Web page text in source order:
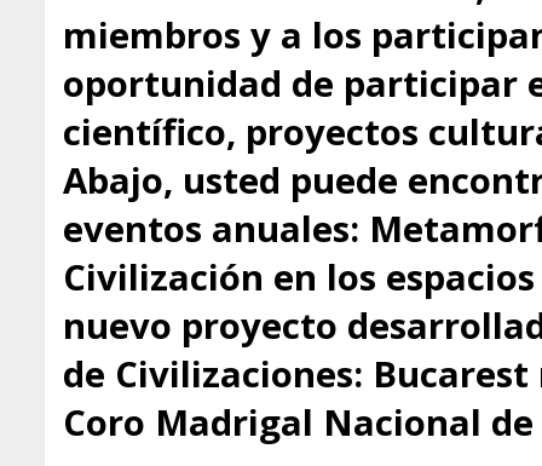
miembros y a los
oportunidad de participar
científico, proyectos
Abajo, usted puede
eventos anuales:
Civilización en los
nuevo proyecto
de Civilizaciones:
Coro Madrigal Nacional